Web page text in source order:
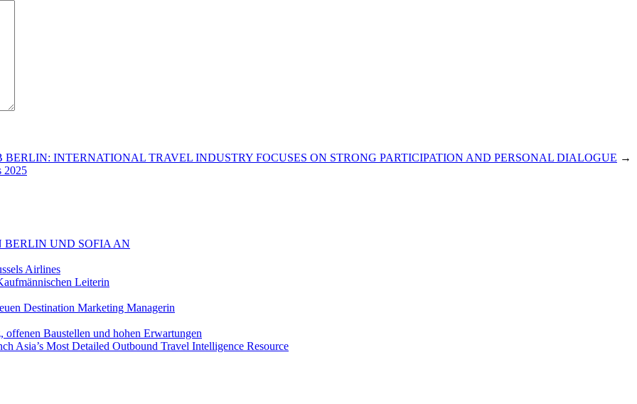
BERLIN: INTERNATIONAL TRAVEL INDUSTRY FOCUSES ON STRONG PARTICIPATION AND PERSONAL DIALOGUE →
2025
BERLIN UND SOFIA AN
Airlines
Leiterin
Destination Marketing Managerin
Baustellen und hohen Erwartungen
Asia’s Most Detailed Outbound Travel Intelligence Resource